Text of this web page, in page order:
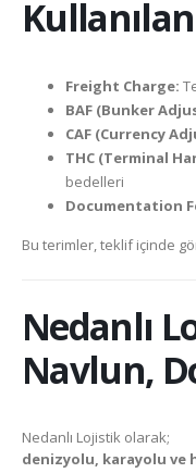
Freight Charge:
BAF (Bunker
CAF (Currency
THC (Terminal
bedelleri
Documentation
Bu terimler, teklif içinde
Nedanlı
Navlun,
Nedanlı Lojistik olarak;
denizyolu, karayolu ve